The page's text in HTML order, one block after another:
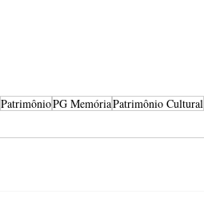
PatrimônioPG MemóriaPatrimônio Cultural